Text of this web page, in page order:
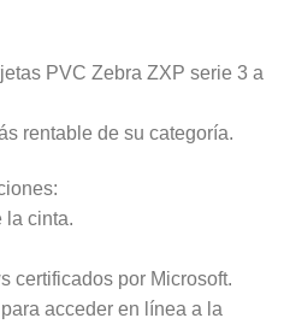
PVC Zebra ZXP serie 3 a
rentable de su categoría.
la cinta.
certificados por Microsoft.
acceder en línea a la